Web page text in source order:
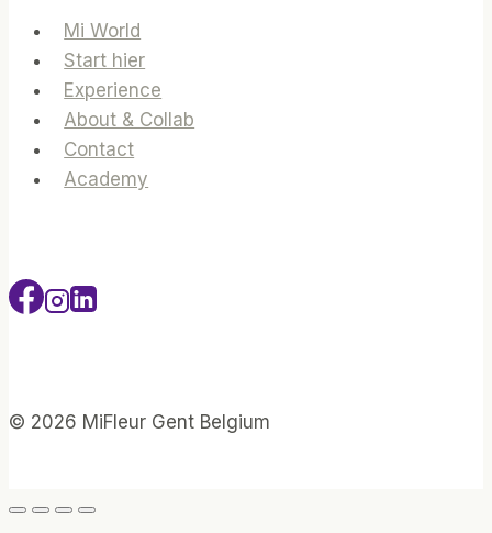
Mi World
Start hier
Experience
About & Collab
Contact
Academy
© 2026 MiFleur Gent Belgium